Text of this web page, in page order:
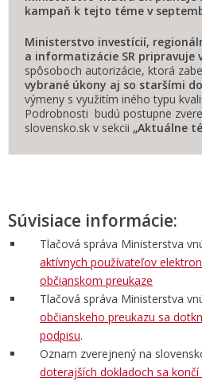
kampaň k tejto téme v
Ministerstvo investícií,
a informatizácie SR pripravuje
spôsoboch autorizácie, ktorá
vybrané úkony aj so staršími
výmeny s využitím iného typu
Podrobnosti budú postupne
slovensko.sk v sekcii „Aktuálne
Súvisiace informácie:
Tlačová správa Ministerstva
aktívnych používateľov
občianskom preukaze
Tlačová správa Ministerstva
občianskeho preukazu sa
podpisu.
Oznam zverejnený na
doterajších dokladoch sa končí